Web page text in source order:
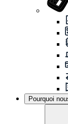
Pourquoi